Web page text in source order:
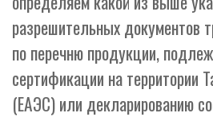
разрешительных документов
по перечню продукции,
сертификации на территории
(ЕАЭС) или декларированию